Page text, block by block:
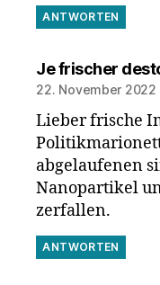
ANTWORTEN
Je frischer
22. November 2022
Lieber frische
abgelaufenen
Nanopartikel
zerfallen.
ANTWORTEN